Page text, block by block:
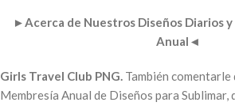
►Acerca de Nuestros Diseños Diarios
Anual ◄
Girls Travel Club PNG. También comentarle
Membresía Anual de Diseños para Sublimar,